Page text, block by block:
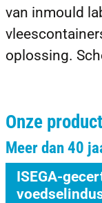
van inmould
oplossing.
Onze
Meer dan 40
ISEGA-